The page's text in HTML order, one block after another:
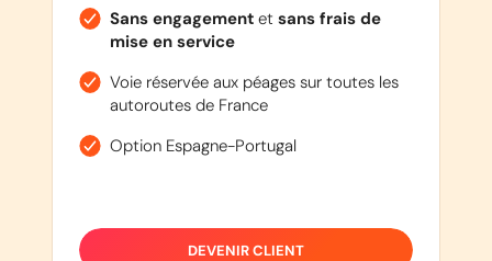
Sans engagementet sans frais de
mise en service
Voie réservée aux péages sur toutes les
autoroutes de France
Option Espagne-Portugal
DEVENIR CLIENT